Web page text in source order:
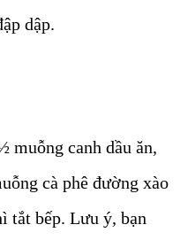
dập.
muỗng canh dầu ăn,
cà phê đường xào
tắt bếp. Lưu ý, bạn